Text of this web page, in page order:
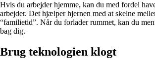
Hvis du arbejder hjemme, kan du med fordel
arbejder. Det hjælper hjernen med at skelne
“familietid”. Når du forlader rummet, kan du
bag dig.
Brug teknologien klogt